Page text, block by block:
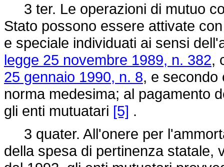
3 ter. Le operazioni di mutuo
Stato possono essere attivate
e speciale individuati ai sensi
legge 25 novembre 1989, n. 382,
25 gennaio 1990, n. 8, e secondo
norma medesima; al pagamento
gli enti mutuatari [5] .
3 quater. All'onere per
della spesa di pertinenza statale,